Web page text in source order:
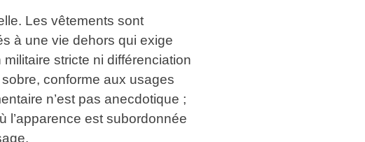
Les vêtements sont
à une vie dehors qui exige
stricte ni différenciation
conforme aux usages
n’est pas anecdotique ;
l’apparence est subordonnée